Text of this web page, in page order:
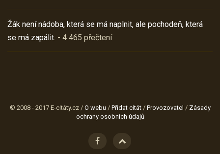
Žák není nádoba, která se má naplnit, ale pochodeň, která
se má zapálit. - 4 465 přečtení
© 2008 - 2017 E-citáty.cz / O webu / Přidat citát/ Provozovatel / Zásady
ochrany osobních údajů